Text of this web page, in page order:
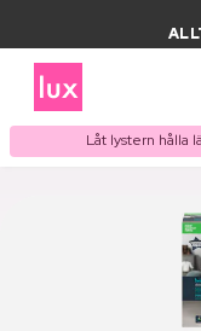
Låt lystern hålla